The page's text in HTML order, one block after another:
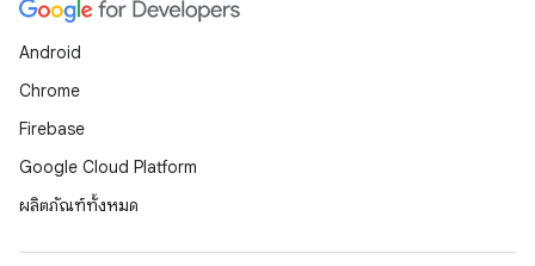
Android
Chrome
Firebase
Google Cloud Platform
ผลิตภัณฑ์ทั้งหมด